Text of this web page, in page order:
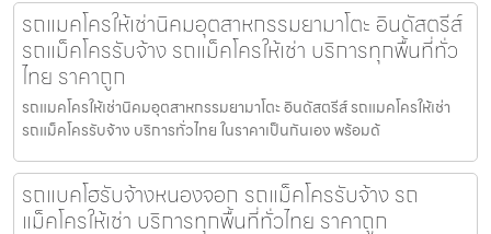
รถแมคโครให้เช่านิคมอุตสาหกรรมยามาโตะ อินดัสตรีส์
รถแม็คโครรับจ้าง รถแม็คโครให้เช่า บริการทุกพื้นที่ทั่ว
ไทย ราคาถูก
รถแมคโครให้เช่านิคมอุตสาหกรรมยามาโตะ อินดัสตรีส์ รถแมคโครให้เช่า
รถแม็คโครรับจ้าง บริการทั่วไทย ในราคาเป็นกันเอง พร้อมด้
รถแบคโฮรับจ้างหนองจอก รถแม็คโครรับจ้าง รถ
แม็คโครให้เช่า บริการทุกพื้นที่ทั่วไทย ราคาถูก